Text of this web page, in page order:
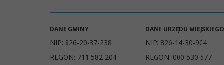
DANE GMINY
NIP: 826-20-37-238
REGON: 711 582 204
DANE URZĘDU MIEJSKIEGO
NIP: 826-14-30-904
REGON: 000 530 577